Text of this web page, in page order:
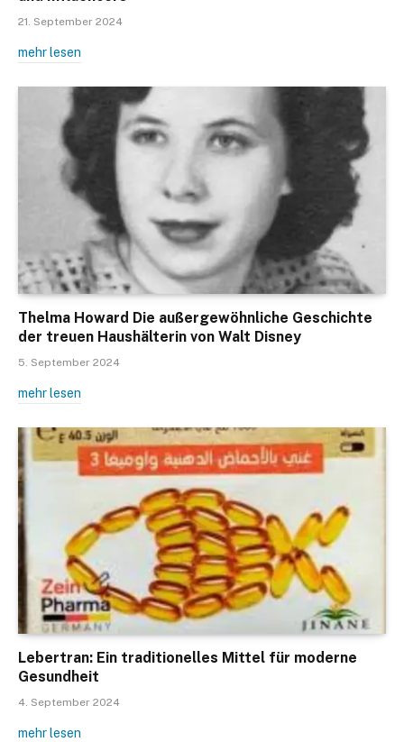
21. September 2024
mehr lesen
Thelma Howard Die außergewöhnliche Geschichte
der treuen Haushälterin von Walt Disney
5. September 2024
mehr lesen
Lebertran: Ein traditionelles Mittel für moderne
Gesundheit
4. September 2024
mehr lesen